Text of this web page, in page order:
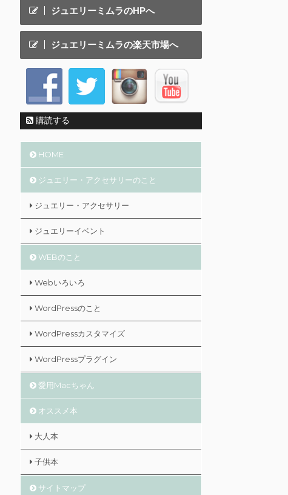
ジュエリーミムラのHPへ
ジュエリーミムラの楽天市場へ
購読する
HOME
ジュエリー・アクセサリーのこと
ジュエリー・アクセサリー
ジュエリーイベント
WEBのこと
Webいろいろ
WordPressのこと
WordPressカスタマイズ
WordPressプラグイン
愛用Macちゃん
オススメ本
大人本
子供本
サイトマップ